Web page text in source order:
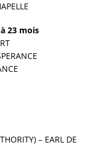
23 mois
– EARL DE